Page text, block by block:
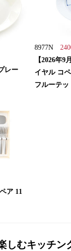
レー
8977N
【2026年9
イヤル コ
フルーテッ
ア 11
しむキッチン